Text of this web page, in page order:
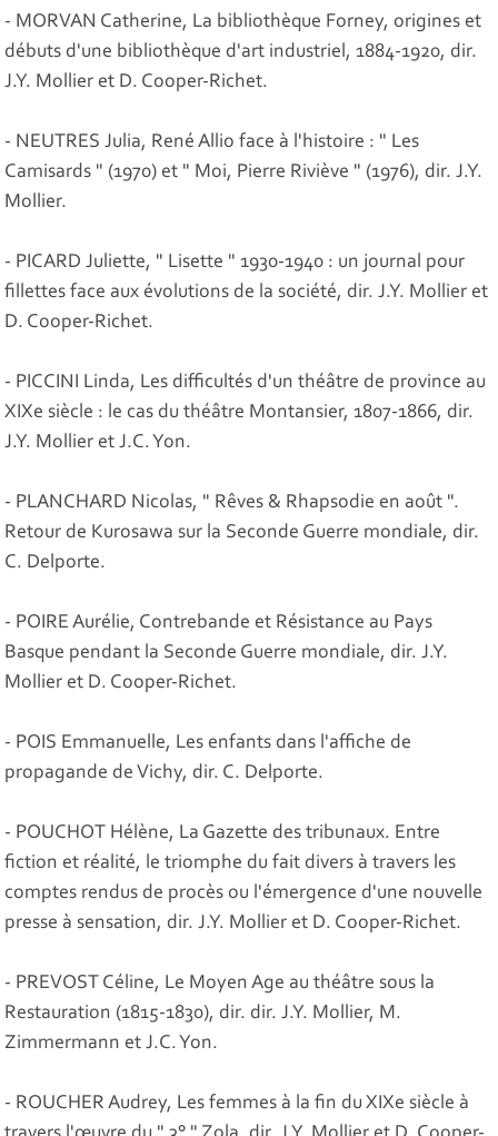
- MORVAN Catherine, La bibliothèque Forney, origines et
débuts d'une bibliothèque d'art industriel, 1884-1920, dir.
J.Y. Mollier et D. Cooper-Richet.
- NEUTRES Julia, René Allio face à l'histoire : " Les
Camisards " (1970) et " Moi, Pierre Riviève " (1976), dir. J.Y.
Mollier.
- PICARD Juliette, " Lisette " 1930-1940 : un journal pour
fillettes face aux évolutions de la société, dir. J.Y. Mollier et
D. Cooper-Richet.
- PICCINI Linda, Les difficultés d'un théâtre de province au
XIXe siècle : le cas du théâtre Montansier, 1807-1866, dir.
J.Y. Mollier et J.C. Yon.
- PLANCHARD Nicolas, " Rêves & Rhapsodie en août ".
Retour de Kurosawa sur la Seconde Guerre mondiale, dir.
C. Delporte.
- POIRE Aurélie, Contrebande et Résistance au Pays
Basque pendant la Seconde Guerre mondiale, dir. J.Y.
Mollier et D. Cooper-Richet.
- POIS Emmanuelle, Les enfants dans l'affiche de
propagande de Vichy, dir. C. Delporte.
- POUCHOT Hélène, La Gazette des tribunaux. Entre
fiction et réalité, le triomphe du fait divers à travers les
comptes rendus de procès ou l'émergence d'une nouvelle
presse à sensation, dir. J.Y. Mollier et D. Cooper-Richet.
- PREVOST Céline, Le Moyen Age au théâtre sous la
Restauration (1815-1830), dir. dir. J.Y. Mollier, M.
Zimmermann et J.C. Yon.
- ROUCHER Audrey, Les femmes à la fin du XIXe siècle à